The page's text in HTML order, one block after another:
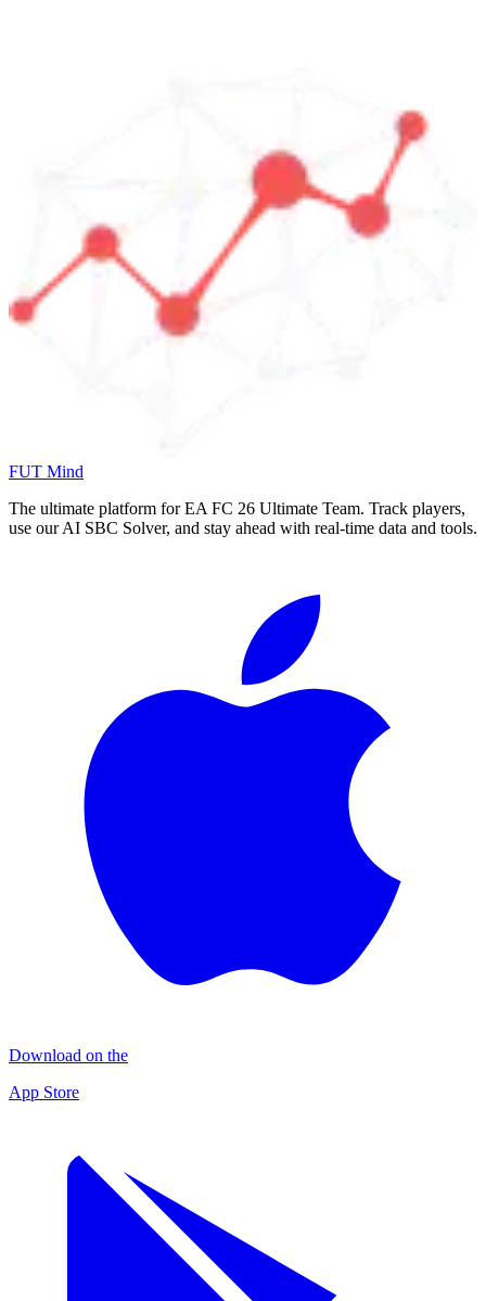
FUT Mind
The ultimate platform for EA FC 26 Ultimate Team. Track players,
use our AI SBC Solver, and stay ahead with real-time data and tools.
Download on the
App Store